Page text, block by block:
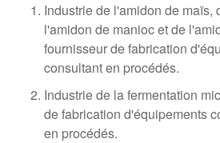
Industrie de l'amidon de maïs,
l'amidon de manioc et de
fournisseur de fabrication
consultant en procédés.
Industrie de la fermentation
de fabrication d'équipements
en procédés.